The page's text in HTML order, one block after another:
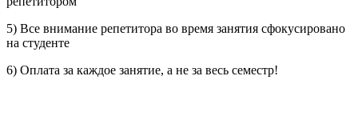
5) Все внимание репетитора во время занятия сфокусировано
на студенте
6) Оплата за каждое занятие, а не за весь семестр!